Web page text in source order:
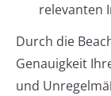
relevanten
Durch die
Genauigkeit
und